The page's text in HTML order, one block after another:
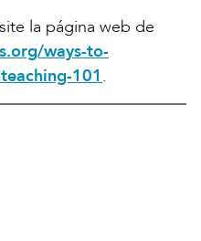
la página web de
ways-to-
101 .